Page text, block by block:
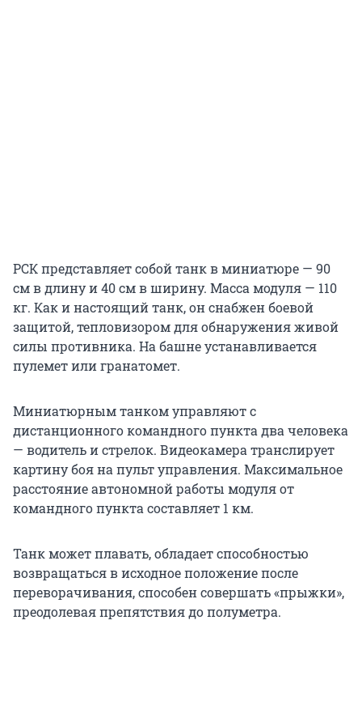
РСК представляет собой танк в миниатюре — 90
см в длину и 40 см в ширину. Масса модуля — 110
кг. Как и настоящий танк, он снабжен боевой
защитой, тепловизором для обнаружения живой
силы противника. На башне устанавливается
пулемет или гранатомет.
Миниатюрным танком управляют с
дистанционного командного пункта два человека
— водитель и стрелок. Видеокамера транслирует
картину боя на пульт управления. Максимальное
расстояние автономной работы модуля от
командного пункта составляет 1 км.
Танк может плавать, обладает способностью
возвращаться в исходное положение после
переворачивания, способен совершать «прыжки»,
преодолевая препятствия до полуметра.